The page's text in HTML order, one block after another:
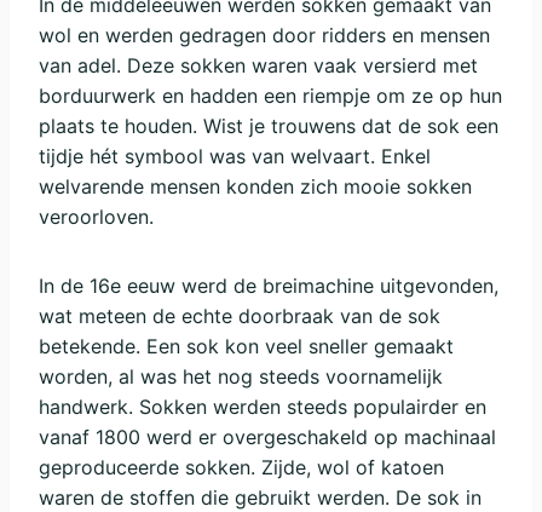
In de middeleeuwen werden sokken gemaakt van
wol en werden gedragen door ridders en mensen
van adel. Deze sokken waren vaak versierd met
borduurwerk en hadden een riempje om ze op hun
plaats te houden. Wist je trouwens dat de sok een
tijdje hét symbool was van welvaart. Enkel
welvarende mensen konden zich mooie sokken
veroorloven.
In de 16e eeuw werd de breimachine uitgevonden,
wat meteen de echte doorbraak van de sok
betekende. Een sok kon veel sneller gemaakt
worden, al was het nog steeds voornamelijk
handwerk. Sokken werden steeds populairder en
vanaf 1800 werd er overgeschakeld op machinaal
geproduceerde sokken. Zijde, wol of katoen
waren de stoffen die gebruikt werden. De sok in